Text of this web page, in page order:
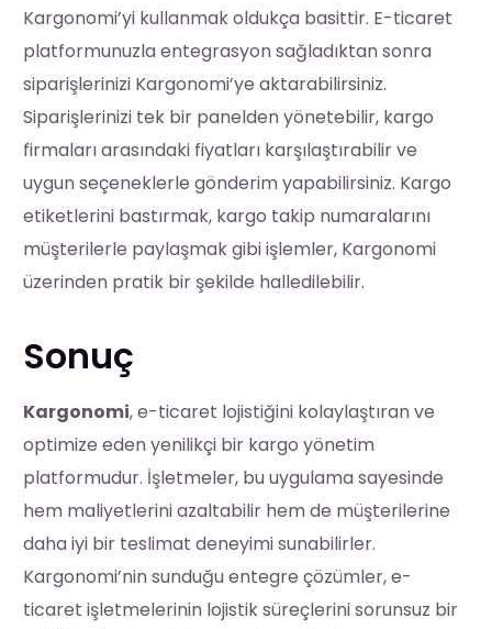
Kargonomi’yi kullanmak oldukça basittir. E-ticaret
platformunuzla entegrasyon sağladıktan sonra
siparişlerinizi Kargonomi’ye aktarabilirsiniz.
Siparişlerinizi tek bir panelden yönetebilir, kargo
firmaları arasındaki fiyatları karşılaştırabilir ve
uygun seçeneklerle gönderim yapabilirsiniz. Kargo
etiketlerini bastırmak, kargo takip numaralarını
müşterilerle paylaşmak gibi işlemler, Kargonomi
üzerinden pratik bir şekilde halledilebilir.
Sonuç
Kargonomi, e-ticaret lojistiğini kolaylaştıran ve
optimize eden yenilikçi bir kargo yönetim
platformudur. İşletmeler, bu uygulama sayesinde
hem maliyetlerini azaltabilir hem de müşterilerine
daha iyi bir teslimat deneyimi sunabilirler.
Kargonomi’nin sunduğu entegre çözümler, e-
ticaret işletmelerinin lojistik süreçlerini sorunsuz bir